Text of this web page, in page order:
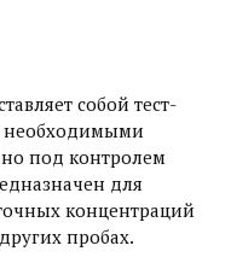
собой тест-
необходимыми
под контролем
для
концентраций
пробах.